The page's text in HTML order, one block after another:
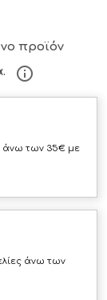
προϊόν
άνω των 35€ με
άνω των